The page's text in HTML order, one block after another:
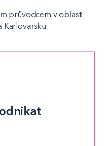
průvodcem v oblasti